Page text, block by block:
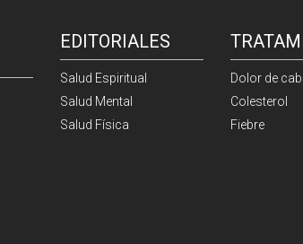
EDITORIALES
Salud Espiritual
Salud Mental
Salud Física
Dolor de
Colesterol
Fiebre